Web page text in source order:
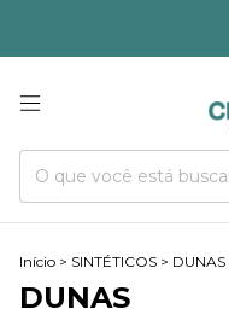
Início > SINTÉTICOS > DUNAS
DUNAS